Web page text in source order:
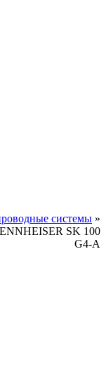
системы »
SK 100
G4-A